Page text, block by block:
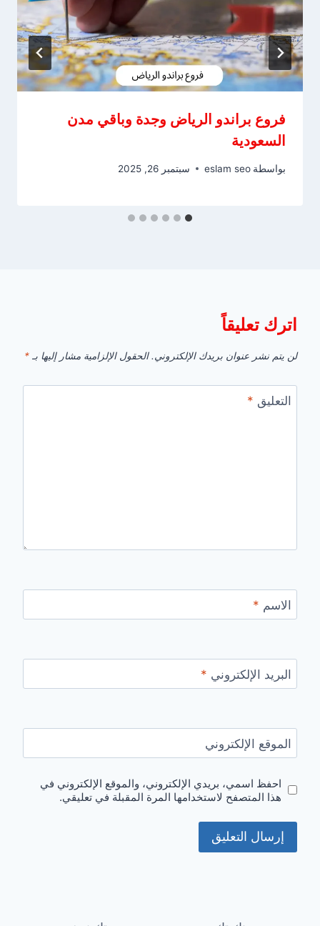
فروع براندو الرياض وجدة وباقي مدن
السعودية
بواسطة eslam seo سبتمبر 26, 2025
اترك تعليقاً
لن يتم نشر عنوان بريدك الإلكتروني. الحقول الإلزامية مشار إليها بـ *
التعليق *
الاسم *
البريد الإلكتروني *
الموقع الإلكتروني
احفظ اسمي، بريدي الإلكتروني، والموقع الإلكتروني في
هذا المتصفح لاستخدامها المرة المقبلة في تعليقي.